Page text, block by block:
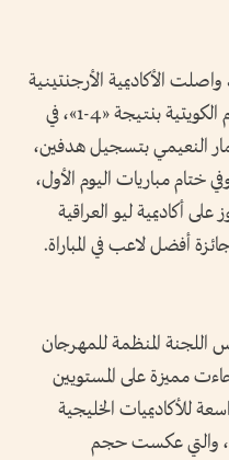
تحت 16 عاماً، فقد واصلت الأكاديمية الأرجنتينية
عروضها القوية بفوزها على أكاديمية سهم الكويتية بنتيجة «4-1»، في
النعيمي بتسجيل هدفين،
ختام مباريات اليوم الأول،
أكاديمية ليو العراقية
اللجنة المنظمة للمهرجان
مميزة على المستويين
للأكاديميات الخليجية
والتي عكست حجم